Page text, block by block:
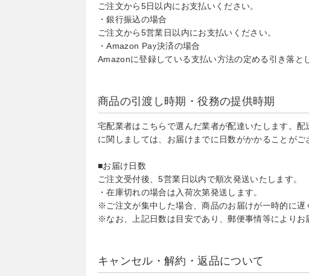
ご注文から5日以内にお支払いください。
・銀行振込の場合
ご注文から5営業日以内にお支払いください。
・Amazon Pay決済の場合
Amazonに登録している支払い方法の定める引き落と
商品の引渡し時期・役務の提供時期
宅配業者はこちらで選んだ業者が配達いたします。
に関しましては、お届けまでに日数がかかることがご
■お届け日数
ご注文受付後、5営業日以内で順次発送いたします。
・在庫切れの場合は入荷次第発送します。
※ご注文が集中した場合、商品のお届けが一時的に遅
※なお、上記日数は目安であり、郵便事情等によりお
キャンセル・解約・返品について